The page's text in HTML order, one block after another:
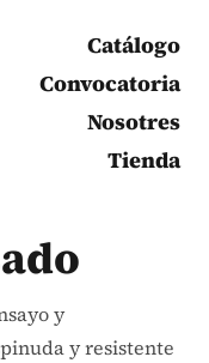
Catálogo
Convocatoria
Nosotres
Tienda
y
y resistente